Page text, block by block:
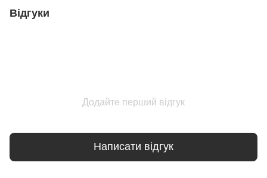
Відгуки
Додайте перший відгук
Написати відгук